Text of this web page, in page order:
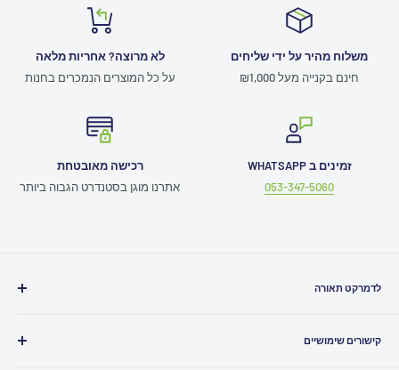
משלוח מהיר על ידי שליחים
חינם בקנייה מעל ₪1,000
לא מרוצה? אחריות מלאה
על כל המוצרים הנמכרים בחנות
זמינים ב WHATSAPP
053-347-5060
רכישה מאובטחת
אתרנו מוגן בסטנדרט הגבוה ביותר
לדמרקט תאורה
כתבו לנוInfo@ledmarket.co.il
קישורים שימושיים